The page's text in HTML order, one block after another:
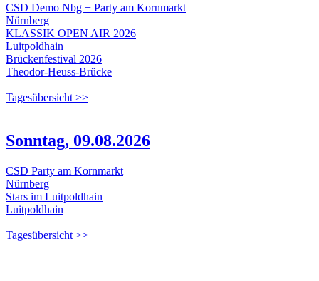
CSD Demo Nbg + Party am Kornmarkt
Nürnberg
KLASSIK OPEN AIR 2026
Luitpoldhain
Brückenfestival 2026
Theodor-Heuss-Brücke
Tagesübersicht >>
Sonntag, 09.08.2026
CSD Party am Kornmarkt
Nürnberg
Stars im Luitpoldhain
Luitpoldhain
Tagesübersicht >>